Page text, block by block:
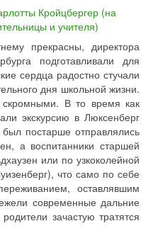
прекрасны, директора
подготавливали для
сердца радостно стучали
дня школьной жизни.
В то время как
экскурсию в Люксенберг
постарше отправлялись
а воспитанники старшей
или по узкоколейной
что само по себе
оставлявшим
современные дальние
зачастую тратятся